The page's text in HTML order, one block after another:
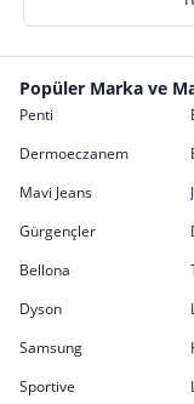
Popüler Marka ve
Penti
Dermoeczanem
Mavi Jeans
Gürgençler
Bellona
Dyson
Samsung
Sportive